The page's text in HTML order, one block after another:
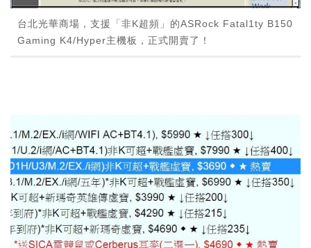
台北光華商場，支援「非K超頻」的ASRock Fatal1ty B150
Gaming K4/Hyper主機板，正式開賣了！